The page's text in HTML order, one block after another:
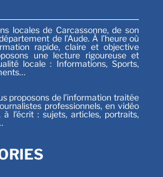
locales de Carcassonne, de son
de l’Aude. À l’heure où
rapide, claire et objective
une lecture rigoureuse et
locale : Informations, Sports,
proposons de l’information traitée
professionnels, en vidéo
l’écrit : sujets, articles, portraits,